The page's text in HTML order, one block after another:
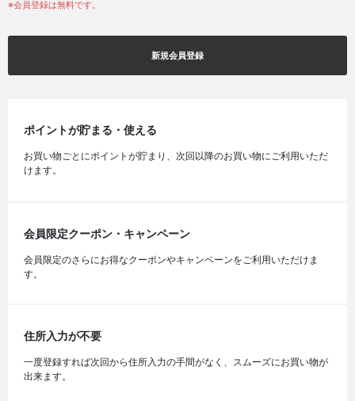
※会員登録は無料です。
新規会員登録
ポイントが貯まる・使える
お買い物ごとにポイントが貯まり、次回以降のお買い物にご利用いただ
けます。
会員限定クーポン・キャンペーン
会員限定のさらにお得なクーポンやキャンペーンをご利用いただけま
す。
住所入力が不要
一度登録すれば次回から住所入力の手間がなく、スムーズにお買い物が
出来ます。